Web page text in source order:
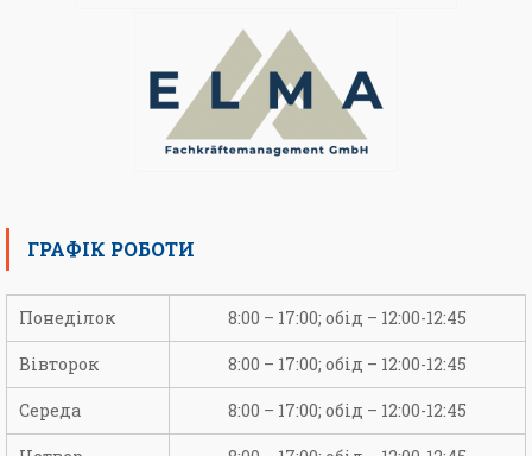
ГРАФІК РОБОТИ
Понеділок 8:00 – 17:00; обід – 12:00-12:45
Вівторок 8:00 – 17:00; обід – 12:00-12:45
Середа 8:00 – 17:00; обід – 12:00-12:45